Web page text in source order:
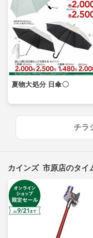
夏物大処分 日傘〇
チラ
カインズ 市原店のタイ